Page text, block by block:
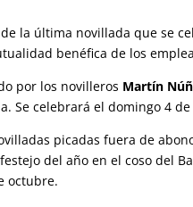
la última novillada que se
benéfica de los
por los novilleros Martín
Se celebrará el domingo 4
picadas fuera de
del año en el coso del
octubre.